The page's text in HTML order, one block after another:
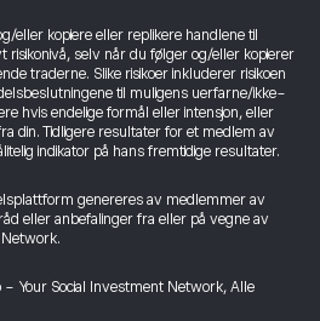
eller kopiere eller replikere handlene til
selv når du følger og/eller kopierer
traderne. Slike risikoer inkluderer risikoen
til muligens uerfarne/ikke-
hvis endelige formål eller intensjon, eller
din. Tidligere resultater for et medlem av
indikator på hans fremtidige resultater.
genereres av medlemmer av
eller anbefalinger fra eller på vegne av
Your Social Investment Network, Alle